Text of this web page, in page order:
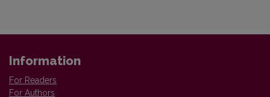
Information
For Readers
For Authors